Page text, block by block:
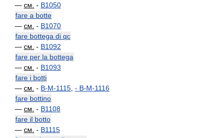
— см. - B1050
fare a botte
— см. - B1070
fare bottega di qc
— см. - B1092
fare per la bottega
— см. - B1093
fare i botti
— см. - B-M-1115 - B-M-1116
fare bottino
— см. - B1108
fare il botto
— см. - B1115